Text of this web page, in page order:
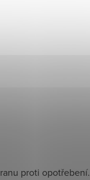
proti opotřebení.